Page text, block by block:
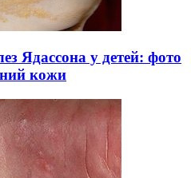
Ядассона у детей: фото
кожи